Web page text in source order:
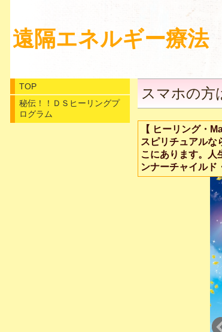
遠隔エネルギー療法
スマホの方
【 ヒーリング・
スピリチュアルな
こにあります。人
ンナーチャイルド
TOP
秘伝！！ＤＳヒーリングプ
ログラム